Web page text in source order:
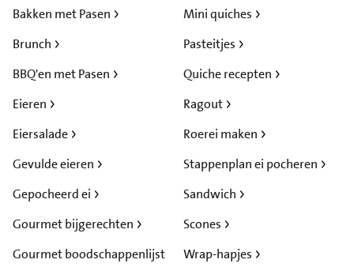
Bakken met Pasen
Brunch
BBQ'en met Pasen
Eieren
Eiersalade
Gevulde eieren
Gepocheerd ei
Gourmet bijgerechten
Gourmet boodschappenlijst
Mini quiches
Pasteitjes
Quiche recepten
Ragout
Roerei maken
Stappenplan ei pocheren
Sandwich
Scones
Wrap-hapjes